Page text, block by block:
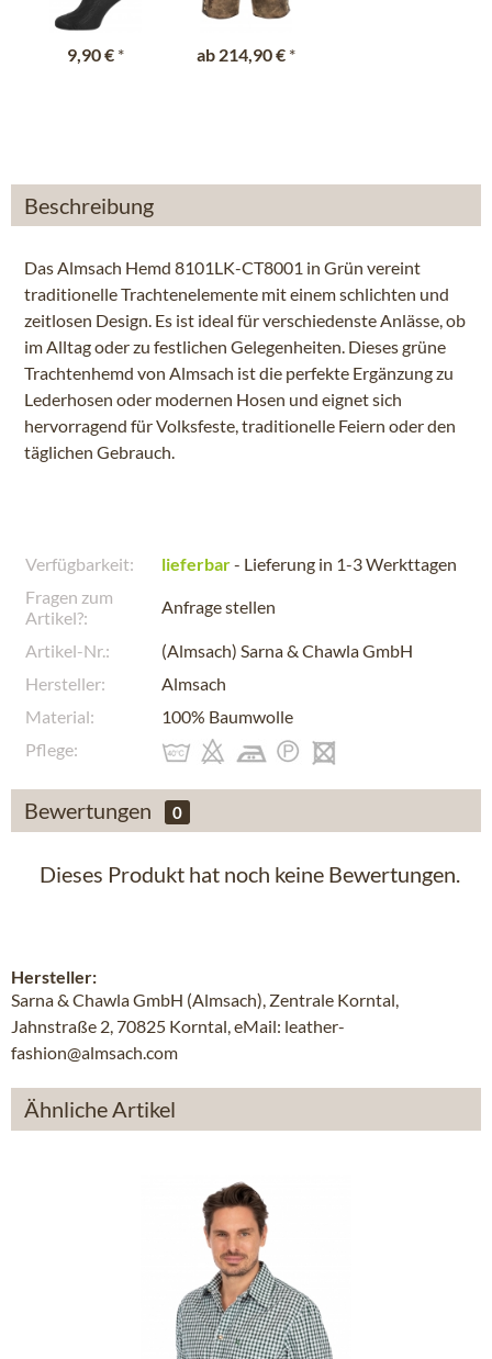
9,90 € * ab 214,90 € *
Beschreibung
Das Almsach Hemd 8101LK-CT8001 in Grün vereint
traditionelle Trachtenelemente mit einem schlichten und
zeitlosen Design. Es ist ideal für verschiedenste Anlässe, ob
im Alltag oder zu festlichen Gelegenheiten. Dieses grüne
Trachtenhemd von Almsach ist die perfekte Ergänzung zu
Lederhosen oder modernen Hosen und eignet sich
hervorragend für Volksfeste, traditionelle Feiern oder den
täglichen Gebrauch.
Verfügbarkeit: lieferbar- Lieferung in 1-3 Werkttagen
Fragen zum
Artikel?:
Anfrage stellen
Artikel-Nr.:
(Almsach) Sarna & Chawla GmbH
Hersteller:
Almsach
Material:
100% Baumwolle
Pflege:
Bewertungen 0
Dieses Produkt hat noch keine Bewertungen.
Hersteller:
Sarna & Chawla GmbH (Almsach), Zentrale Korntal,
Jahnstraße 2, 70825 Korntal, eMail: leather-
fashion@almsach.com
Ähnliche Artikel